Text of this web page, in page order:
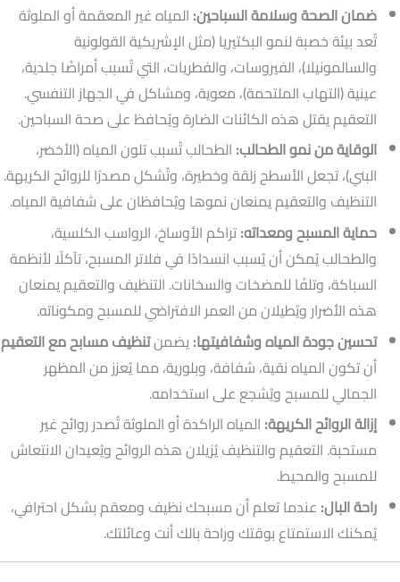
ضمان الصحة وسلامة السباحين: المياه غير المعقمة أو الملوثة
تُعد بيئة خصبة لنمو البكتيريا (مثل الإشريكية القولونية
والسالمونيلا)، الفيروسات، والفطريات، التي تُسبب أمراضًا جلدية،
عينية (التهاب الملتحمة)، معوية، ومشاكل في الجهاز التنفسي.
التعقيم يقتل هذه الكائنات الضارة ويُحافظ على صحة السباحين.
الوقاية من نمو الطحالب: الطحالب تُسبب تلون المياه (الأخضر،
البني)، تجعل الأسطح زلقة وخطيرة، وتُشكل مصدرًا للروائح الكريهة.
التنظيف والتعقيم يمنعان نموها ويُحافظان على شفافية المياه.
حماية المسبح ومعداته:تراكم الأوساخ، الرواسب الكلسية،
والطحالب يُمكن أن يُسبب انسدادًا في فلاتر المسبح، تآكلًا لأنظمة
السباكة، وتلفًا للمضخات والسخانات. التنظيف والتعقيم يمنعان
هذه الأضرار ويُطيلان من العمر الافتراضي للمسبح ومكوناته.
تحسين جودة المياه وشفافيتها:يضمنتنظيف مسابح مع التعقيم
أن تكون المياه نقية، شفافة، وبلورية، مما يُعزز من المظهر
الجمالي للمسبح ويُشجع على استخدامه.
إزالة الروائح الكريهة: المياه الراكدة أو الملوثة تُصدر روائح غير
مستحبة. التعقيم والتنظيف يُزيلان هذه الروائح ويُعيدان الانتعاش
للمسبح والمحيط.
راحة البال: عندما تعلم أن مسبحك نظيف ومعقم بشكل احترافي،
يُمكنك الاستمتاع بوقتك وراحة بالك أنت وعائلتك.